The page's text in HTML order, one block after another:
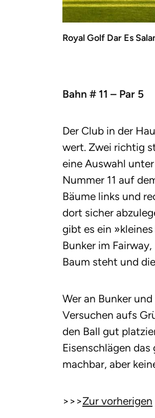
Royal Golf Dar Es
Bahn # 11 – Par 5
Der Club in der
wert. Zwei richtig
eine Auswahl
Nummer 11 auf
Bäume links und
dort sicher
gibt es ein
Bunker im
Baum steht und
Wer an Bunker
Versuchen aufs
den Ball gut
Eisenschlägen
machbar, aber
>>>Zur vorherigen